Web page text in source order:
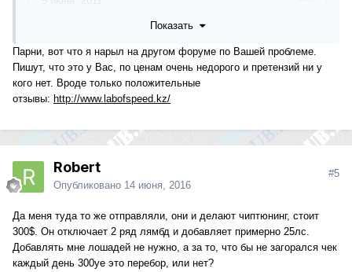
перевести мои 163 на Евро2 в Алматы. Все смотрели на
меня как на дурака. Поэтому я не удивлен, что у Вас есть
сложности с поиском нужного специалиста.
Показать
Парни, вот что я нарыл на другом форуме по Вашей проблеме.
Пишут, что это у Вас, по ценам очень недорого и претензий ни у
кого нет. Вроде только положительные
отзывы: http://www.labofspeed.kz/
Robert
Опубликовано 14 июня, 2016
#5
Да меня туда то же отправляли, они и делают чиптюнинг, стоит
300$. Он отключает 2 ряд лямбд и добавляет примерно 25лс.
Добавлять мне лошадей не нужно, а за то, что бы не загорался чек
каждый день 300уе это перебор, или нет?